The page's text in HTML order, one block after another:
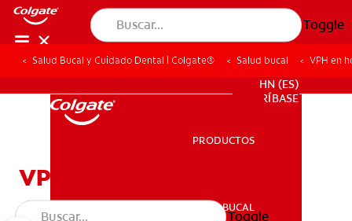
Toggle
HN (ES)
SUSCRÍBASE
PRODUCTOS
SALUD BUCAL
Toggle
Salud Bucal y Cuidado Dental | Colgate® Salud bucal VPH en
VPH en hombres